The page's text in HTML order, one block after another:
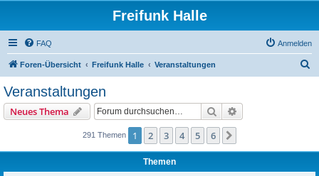
Freifunk Halle
FAQ Anmelden
Foren-Übersicht Freifunk Halle Veranstaltungen
Veranstaltungen
Neues Thema Suche
291 Themen 1 2 3 4 5 6
Themen